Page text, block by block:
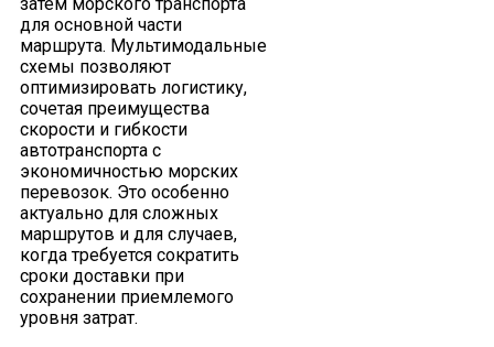
для основной части
маршрута. Мультимодальные
схемы позволяют
оптимизировать логистику,
сочетая преимущества
скорости и гибкости
автотранспорта с
экономичностью морских
перевозок. Это особенно
актуально для сложных
маршрутов и для случаев,
когда требуется сократить
сроки доставки при
сохранении приемлемого
уровня затрат.